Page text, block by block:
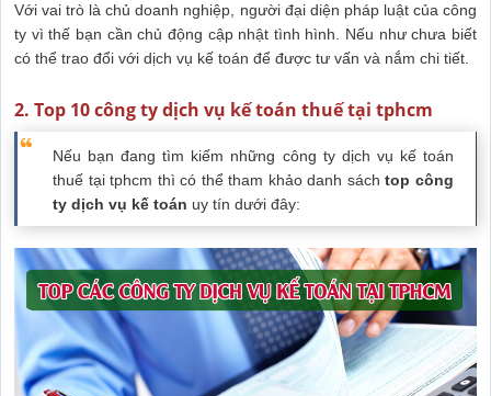
Với vai trò là chủ doanh nghiệp, người đại diện pháp luật của công
ty vì thế bạn cần chủ động cập nhật tình hình. Nếu như chưa biết
có thể trao đổi với dịch vụ kế toán để được tư vấn và nắm chi tiết.
2. Top 10 công ty dịch vụ kế toán thuế tại tphcm
Nếu bạn đang tìm kiếm những công ty dịch vụ kế toán
thuế tại tphcm thì có thể tham khảo danh sáchtop công
ty dịch vụ kế toán uy tín dưới đây: